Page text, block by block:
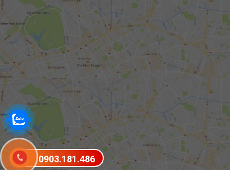
0903.181.486